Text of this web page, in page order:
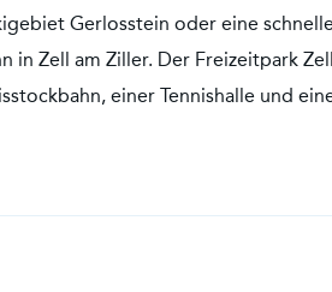
Gerlosstein oder eine
in Zell am Ziller. Der Freizeitpark
einer Tennishalle und